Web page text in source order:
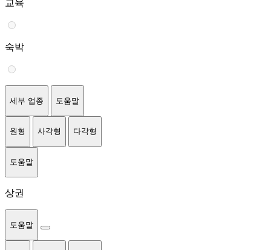
교육
숙박
세부 업종 도움말
원형 사각형 다각형
도움말
상권
도움말